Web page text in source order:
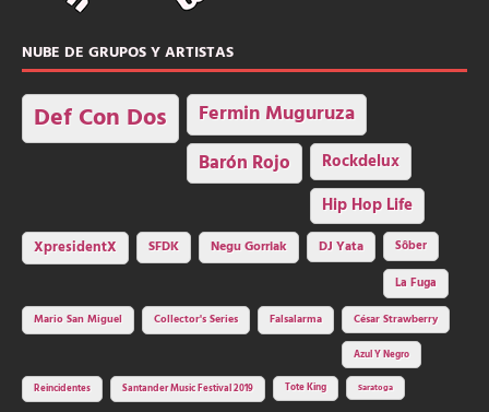
NUBE DE GRUPOS Y ARTISTAS
Def Con Dos Fermin Muguruza
Barón Rojo Rockdelux
Hip Hop Life
XpresidentX SFDK Negu Gorriak DJ Yata
Sôber
La Fuga
Mario San Miguel
Collector's Series Falsalarma César Strawberry
Azul Y Negro
Reincidentes Santander Music Festival 2019 Tote King Saratoga